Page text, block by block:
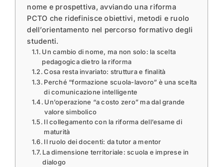
nome e prospettiva, avviando una riforma
PCTO che ridefinisce obiettivi, metodi e ruolo
dell’orientamento nel percorso formativo degli
studenti.
Un cambio di nome, ma non solo: la scelta
pedagogica dietro la riforma
Cosa resta invariato: struttura e finalità
Perché “formazione scuola-lavoro” è una scelta
di comunicazione intelligente
Un’operazione “a costo zero” ma dal grande
valore simbolico
Il collegamento con la riforma dell’esame di
maturità
Il ruolo dei docenti: da tutor a mentor
La dimensione territoriale: scuola e imprese in
dialogo